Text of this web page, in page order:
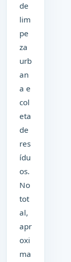
de
lim
pe
za
urb
an
a e
col
eta
de
res
ídu
os.
No
tot
al,
apr
oxi
ma